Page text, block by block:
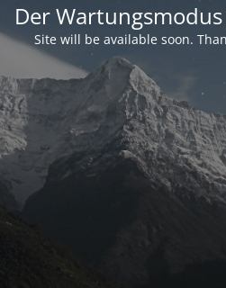
Der
Site will be available soon.